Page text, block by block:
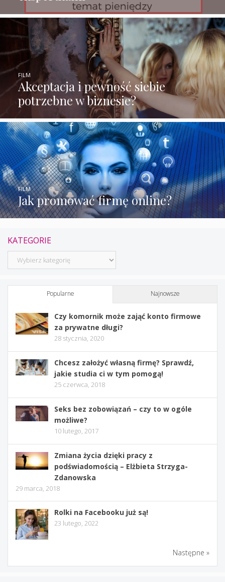
Akceptacja i pewność siebie
potrzebne w biznesie?
FILM
Jak promować firmę online?
FILM
KATEGORIE
Kategorie
Popularne Najnowsze
Czy komornik może zająć konto firmowe
za prywatne długi?
28 stycznia, 2020
Chcesz założyć własną firmę? Sprawdź,
jakie studia ci w tym pomogą!
25 czerwca, 2018
Seks bez zobowiązań – czy to w ogóle
możliwe?
10 lutego, 2017
Zmiana życia dzięki pracy z
podświadomością – Elżbieta Strzyga-
Zdanowska
29 marca, 2018
Rolki na Facebooku już są!
23 lutego, 2022
Następne »